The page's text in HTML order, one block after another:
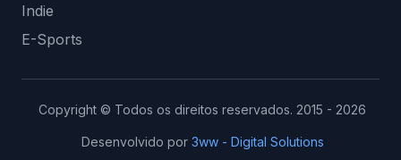
Indie
E-Sports
Copyright © Todos os direitos reservados. 2015 - 2026
Desenvolvido por 3ww - Digital Solutions